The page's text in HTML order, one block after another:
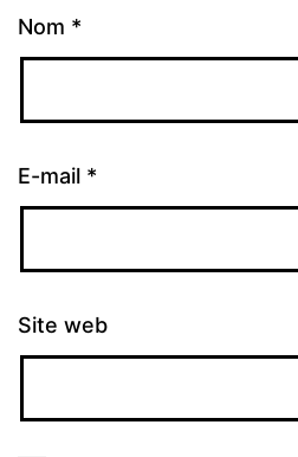
Nom *
E-mail *
Site web